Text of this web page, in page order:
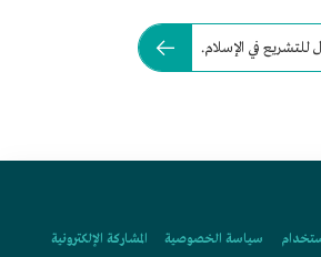
للتشريع في الإسلام.
سياسة الخصوصية
المشاركة الإلكترونية